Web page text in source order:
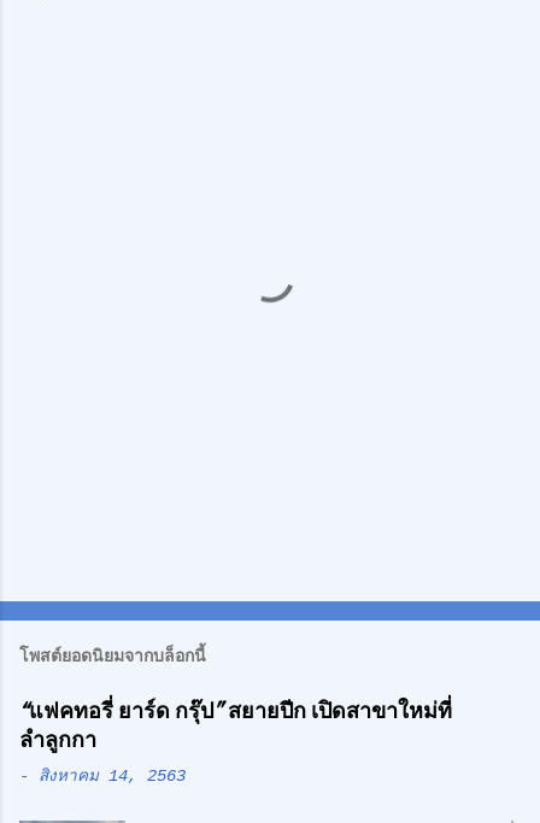
โพสต์ยอดนิยมจากบล็อกนี้
“แฟคทอรี่ ยาร์ด กรุ๊ป” สยายปีก เปิดสาขาใหม่ที่
ลำลูกกา
- สิงหาคม 14, 2563